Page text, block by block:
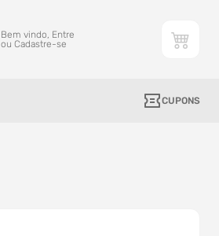
Bem vindo, Entre
ou Cadastre-se
CUPONS